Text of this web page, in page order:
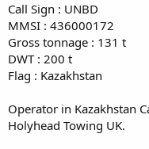
Call Sign : UNBD
MMSI : 436000172
Gross tonnage : 131 t
DWT : 200 t
Flag : Kazakhstan
Operator in Kazakhstan
Holyhead Towing UK.